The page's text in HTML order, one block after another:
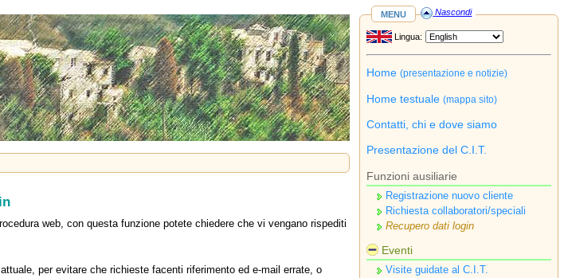
web, con questa funzione potete chiedere che vi vengano rispediti
per evitare che richieste facenti riferimento ed e‑mail errate, o
menu Nascondi
Lingua:
Home (presentazione e notizie)
Home testuale (mappa sito)
Contatti, chi e dove siamo
Presentazione del C.I.T.
Funzioni ausiliarie
Registrazione nuovo cliente
Richiesta collaboratori/speciali
Recupero dati login
Eventi
Visite guidate al C.I.T.